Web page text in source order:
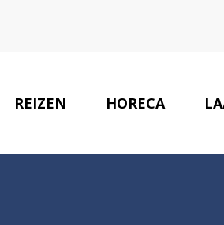
REIZEN HORECA